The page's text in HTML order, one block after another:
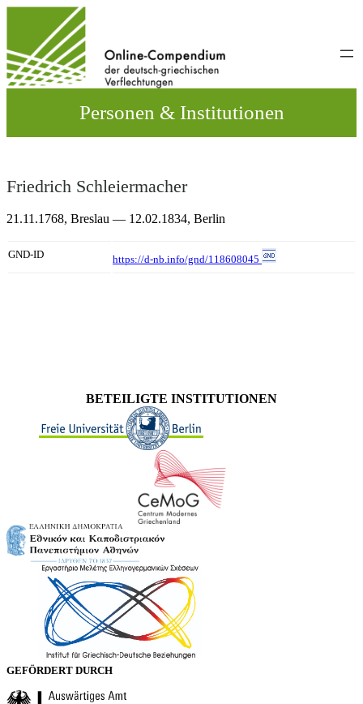
wechseln
Personen & Institutionen
Friedrich Schleiermacher
21.11.1768, Breslau — 12.02.1834, Berlin
GND-ID https://d-nb.info/gnd/118608045
BETEILIGTE INSTITUTIONEN
GEFÖRDERT DURCH